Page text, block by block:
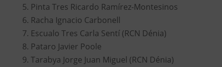
5. Pinta Tres Ricardo Ramírez-Montesinos
6. Racha Ignacio Carbonell
7. Escualo Tres Carla Sentí (RCN Dénia)
8. Pataro Javier Poole
9. Tarabya Jorge Juan Miguel (RCN Dénia)